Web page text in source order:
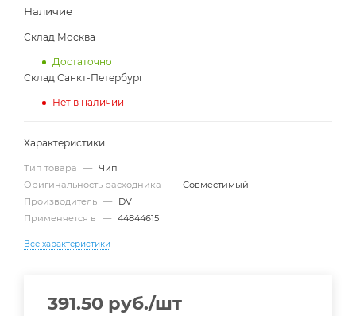
Наличие
Склад Москва
Достаточно
Склад Санкт-Петербург
Нет в наличии
Характеристики
Тип товара — Чип
Оригинальность расходника
— Совместимый
Производитель —
DV
Применяется в
— 44844615
Все характеристики
391.50 руб./шт